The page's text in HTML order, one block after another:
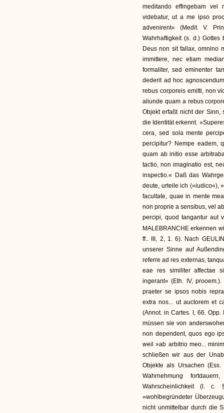
meditando effingebam vel
videbatur, ut a me ipso
advenirent« (Medit. V.
Wahrhaftigkeit (s. d.)
Deus non sit fallax, omnino
immittere, nec etiam
formaliter, sed eminenter
dederit ad hoc
rebus corporeis emitti, non
aliunde quam a rebus
Objekt erfaßt nicht der Sinn,
die Identität erkennt.
cera, sed sola mente
percipitur? Nempe eadem,
quam ab initio esse
tactio, non imaginatio est,
inspectio.« Daß das
deute, urteile ich (»iudico«),
facultate, quae in mente
non proprie a sensibus, vel
percipi, quod tangantur aut
MALEBRANCHE erkennen
ff.. III, 2, 1. 6). Nach
unserer Sinne auf
referre ad res externas,
eae res similiter affectae
ingerant« (Eth. IV,
praeter se ipsos nobis
extra nos... ut auctorem et
(Annot. in Cartes. I, 66.
müssen sie von
non dependent, quos ego
weil »ab arbitrio meo...
schließen wir aus der
Objekte als Ursachen
Wahrnehmung
Wahrscheinlichkeit (l.
»wohlbegründeter
nicht unmittelbar durch die